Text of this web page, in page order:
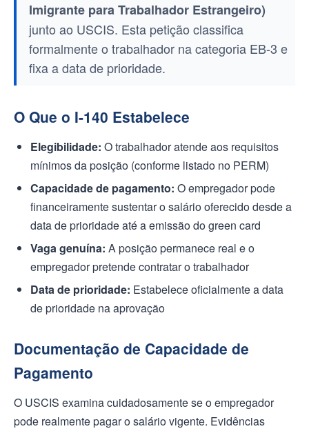
Imigrante para Trabalhador Estrangeiro)
junto ao USCIS. Esta petição classifica
formalmente o trabalhador na categoria EB-3 e
fixa a data de prioridade.
O Que o I-140 Estabelece
Elegibilidade: O trabalhador atende aos requisitos
mínimos da posição (conforme listado no PERM)
Capacidade de pagamento: O empregador pode
financeiramente sustentar o salário oferecido desde a
data de prioridade até a emissão do green card
Vaga genuína: A posição permanece real e o
empregador pretende contratar o trabalhador
Data de prioridade: Estabelece oficialmente a data
de prioridade na aprovação
Documentação de Capacidade de
Pagamento
O USCIS examina cuidadosamente se o empregador
pode realmente pagar o salário vigente. Evidências